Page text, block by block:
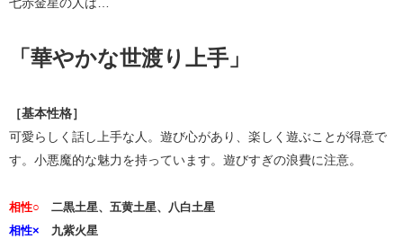
七赤金星の人は…
「華やかな世渡り上手」
［基本性格］
可愛らしく話し上手な人。遊び心があり、楽しく遊ぶことが得意で
す。小悪魔的な魅力を持っています。遊びすぎの浪費に注意。
相性○ 二黒土星、五黄土星、八白土星
相性× 九紫火星